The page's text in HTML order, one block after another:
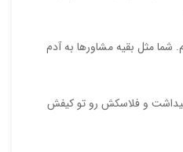
مثل بقیه مشاورها به آدم
و فلاسکش رو تو کیفش